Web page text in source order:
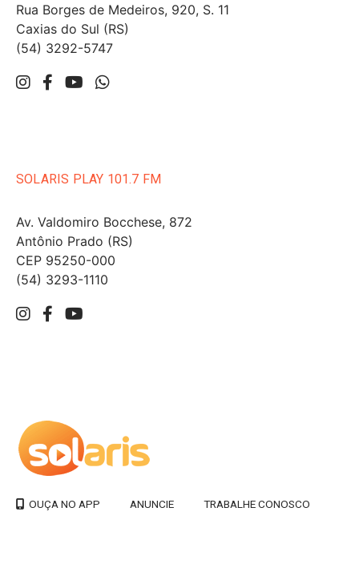
Rua Borges de Medeiros, 920, S. 11
Caxias do Sul (RS)
(54) 3292-5747
SOLARIS PLAY 101.7 FM
Av. Valdomiro Bocchese, 872
Antônio Prado (RS)
CEP 95250-000
(54) 3293-1110
OUÇA NO APP ANUNCIE TRABALHE CONOSCO